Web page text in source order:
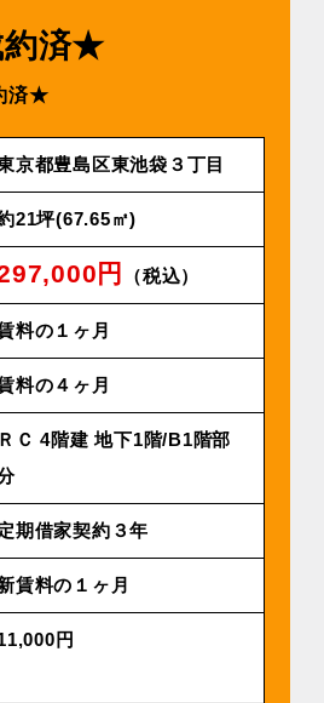
済★
済★
京都豊島区東池袋３丁目
21坪(67.65㎡)
円 （税込）
料の１ヶ月
料の４ヶ月
ＲＣ 4階建 地下1階/B1階部
期借家契約３年
賃料の１ヶ月
円